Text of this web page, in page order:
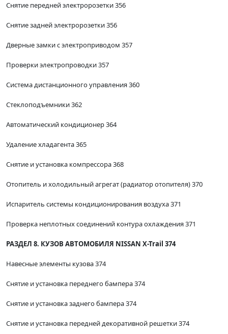
Снятие передней электророзетки 356
Снятие задней электророзетки 356
Дверные замки с электроприводом 357
Проверки электропроводки 357
Система дистанционного управления 360
Стеклоподъемники 362
Автоматический кондиционер 364
Удаление хладагента 365
Снятие и установка компрессора 368
Отопитель и холодильный агрегат (радиатор отопителя) 370
Испаритель системы кондиционирования воздуха 371
Проверка неплотных соединений контура охлаждения 371
РАЗДЕЛ 8. КУЗОВ АВТОМОБИЛЯ NISSAN X-Trail 374
Навесные элементы кузова 374
Снятие и установка переднего бампера 374
Снятие и установка заднего бампера 374
Снятие и установка передней декоративной решетки 374